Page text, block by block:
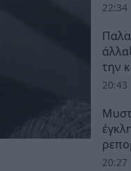
22:34
την
20:43
20:27